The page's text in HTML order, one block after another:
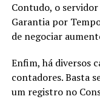
Contudo, o
Garantia por
de negociar
Enfim, há diversos
contadores. Basta
um registro no